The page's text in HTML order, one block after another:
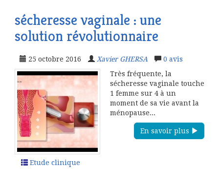
sécheresse vaginale : une
solution révolutionnaire
25 octobre 2016 Xavier GHERSA 0 avis
Très fréquente, la
sécheresse vaginale touche
1 femme sur 4 à un
moment de sa vie avant la
ménopause...
En savoir plus
Etude clinique